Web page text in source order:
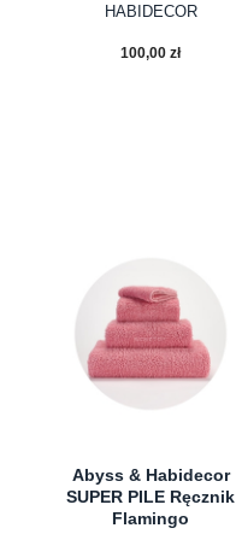
HABIDECOR
100,00 zł
Abyss & Habidecor
SUPER PILE Ręcznik
Flamingo